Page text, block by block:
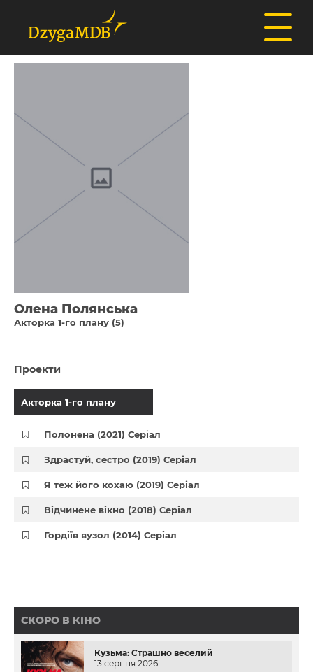
Олена Полянська
Акторка 1-го плану (5)
Проекти
Акторка 1-го плану
Полонена (2021) Серіал
Здрастуй, сестро (2019) Серіал
Я теж його кохаю (2019) Серіал
Відчинене вікно (2018) Серіал
Гордіїв вузол (2014) Серіал
СКОРО В КІНО
Кузьма: Страшно веселий
13 серпня 2026